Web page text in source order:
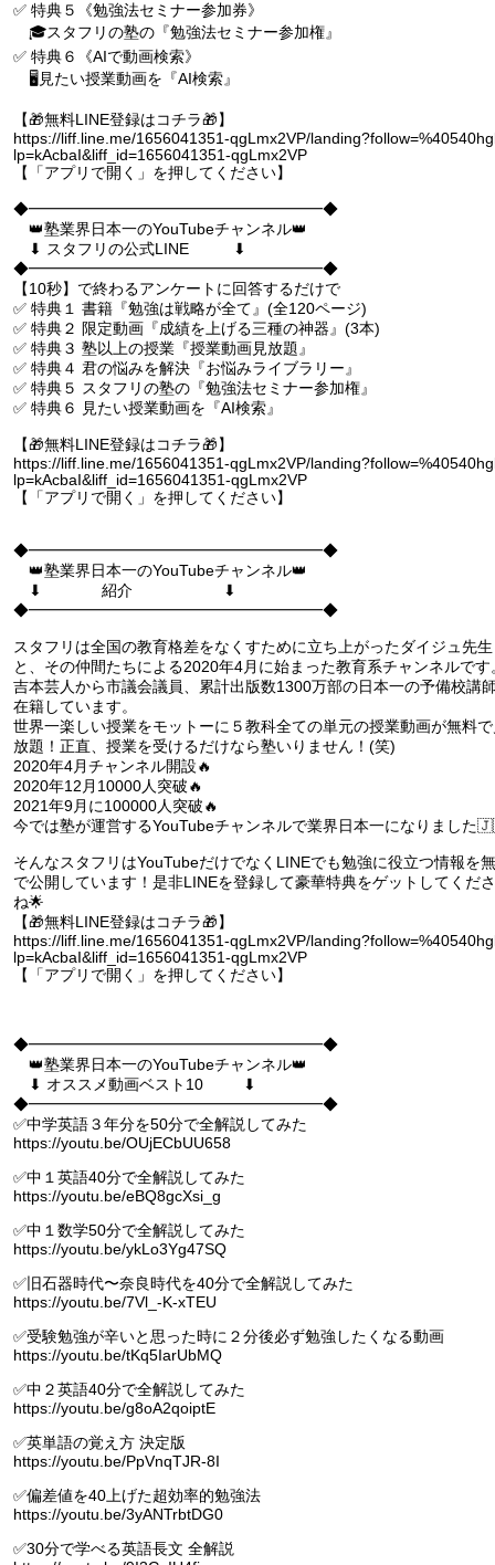
✅ 特典５《勉強法セミナー参加券》
🎓スタフリの塾の『勉強法セミナー参加権』
✅ 特典６《AIで動画検索》
🖥見たい授業動画を『AI検索』
【🎁無料LINE登録はコチラ🎁】
https://liff.line.me/1656041351-qgLmx2VP/
lp=kAcbaI&liff_id=1656041351-qgLmx2VP
【「アプリで開く」を押してください】
◆━━━━━━━━━━━━━━━━━━━◆
👑塾業界日本一のYouTubeチャンネル👑
⬇︎ スタフリの公式LINE ⬇︎
◆━━━━━━━━━━━━━━━━━━━◆
【10秒】で終わるアンケートに回答するだけで
✅ 特典１ 書籍『勉強は戦略が全て』(全120ページ)
✅ 特典２ 限定動画『成績を上げる三種の神器』(3本)
✅ 特典３ 塾以上の授業『授業動画見放題』
✅ 特典４ 君の悩みを解決『お悩みライブラリー』
✅ 特典５ スタフリの塾の『勉強法セミナー参加権』
✅ 特典６ 見たい授業動画を『AI検索』
【🎁無料LINE登録はコチラ🎁】
https://liff.line.me/1656041351-qgLmx2VP/
lp=kAcbaI&liff_id=1656041351-qgLmx2VP
【「アプリで開く」を押してください】
◆━━━━━━━━━━━━━━━━━━━◆
👑塾業界日本一のYouTubeチャンネル👑
⬇︎ 紹介 ⬇︎
◆━━━━━━━━━━━━━━━━━━━◆
スタフリは全国の教育格差をなくすために立ち上がったダイジュ先生
と、その仲間たちによる2020年4月に始まった教育系チャンネルです
吉本芸人から市議会議員、累計出版数1300万部の日本一の予備校講
在籍しています。
世界一楽しい授業をモットーに５教科全ての単元の授業動画が無料
放題！正直、授業を受けるだけなら塾いりません！(笑)
2020年4月チャンネル開設🔥
2020年12月10000人突破🔥
2021年9月に100000人突破🔥
今では塾が運営するYouTubeチャンネルで業界日本一になりました
そんなスタフリはYouTubeだけでなくLINEでも勉強に役立つ情報を
で公開しています！是非LINEを登録して豪華特典をゲットしてくだ
ね🌟
【🎁無料LINE登録はコチラ🎁】
https://liff.line.me/1656041351-qgLmx2VP/
lp=kAcbaI&liff_id=1656041351-qgLmx2VP
【「アプリで開く」を押してください】
◆━━━━━━━━━━━━━━━━━━━◆
👑塾業界日本一のYouTubeチャンネル👑
⬇︎ オススメ動画ベスト10 ⬇︎
◆━━━━━━━━━━━━━━━━━━━◆
✅中学英語３年分を50分で全解説してみた
https://youtu.be/OUjECbUU658
✅中１英語40分で全解説してみた
https://youtu.be/eBQ8gcXsi_g
✅中１数学50分で全解説してみた
https://youtu.be/ykLo3Yg47SQ
✅旧石器時代〜奈良時代を40分で全解説してみた
https://youtu.be/7Vl_-K-xTEU
✅受験勉強が辛いと思った時に２分後必ず勉強したくなる動画
https://youtu.be/tKq5IarUbMQ
✅中２英語40分で全解説してみた
https://youtu.be/g8oA2qoiptE
✅英単語の覚え方 決定版
https://youtu.be/PpVnqTJR-8I
✅偏差値を40上げた超効率的勉強法
https://youtu.be/3yANTrbtDG0
✅30分で学べる英語長文 全解説